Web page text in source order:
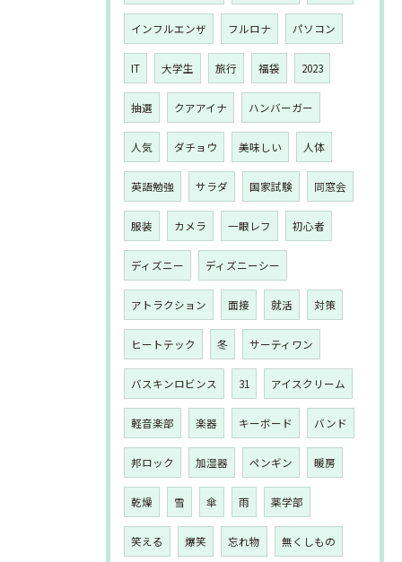
インフルエンザ フルロナ パソコン
IT 大学生 旅行 福袋 2023
抽選 クアアイナ ハンバーガー
人気 ダチョウ 美味しい 人体
英語勉強 サラダ 国家試験 同窓会
服装 カメラ 一眼レフ 初心者
ディズニー ディズニーシー
アトラクション 面接 就活 対策
ヒートテック 冬 サーティワン
バスキンロビンス 31 アイスクリーム
軽音楽部 楽器 キーボード バンド
邦ロック 加湿器 ペンギン 暖房
乾燥 雪 傘 雨 薬学部
笑える 爆笑 忘れ物 無くしもの